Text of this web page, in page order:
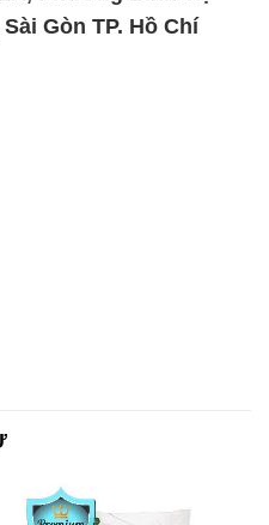
Gòn TP. Hồ Chí